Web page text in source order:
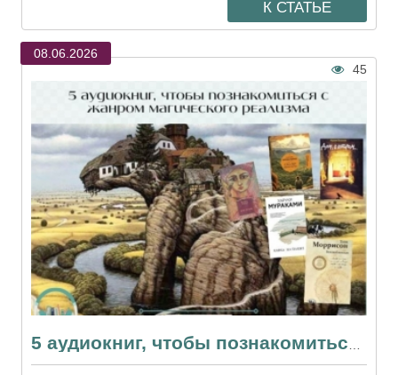
К СТАТЬЕ
08.06.2026
45